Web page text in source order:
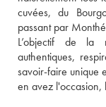
cuvées, du
passant par
L’objectif de la
authentiques,
savoir-faire unique
en avez l'occasion,